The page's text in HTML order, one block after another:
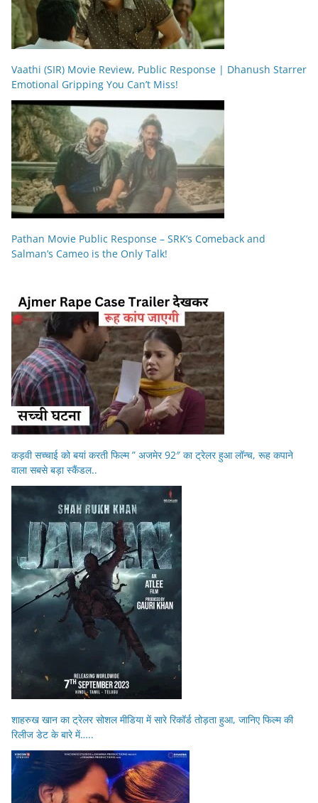
Vaathi (SIR) Movie Review, Public Response | Dhanush Starrer
Emotional Gripping You Can’t Miss!
Pathan Movie Public Response – SRK’s Comeback and
Salman’s Cameo is the Only Talk!
कड़वी सच्चाई को बयां करती फिल्म ” अजमेर 92″ का ट्रेलर हुआ लॉन्च, रूह कपाने
वाला सबसे बड़ा स्कैंडल..
शाहरुख खान का ट्रेलर सोशल मीडिया में सारे रिकॉर्ड तोड़ता हुआ, जानिए फिल्म की
रिलीज डेट के बारे में…..